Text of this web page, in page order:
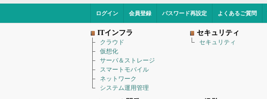
ログイン 会員登録 パスワード再設定 よくあるご質問
ITインフラ
クラウド
仮想化
サーバ＆ストレージ
スマートモバイル
ネットワーク
システム運用管理
セキュリティ
セキュリティ